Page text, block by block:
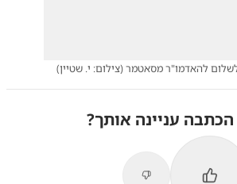
להאדמו"ר מסאטמר(צילום: י. שטיין)
עניינה אותך?